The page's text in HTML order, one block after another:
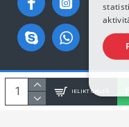
IELIKT GROZĀ
Autortiesības